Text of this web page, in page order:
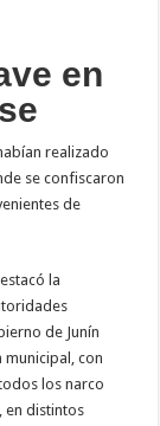
en
realizado
se confiscaron
de
la
de Junín
con
los narco
en distintos